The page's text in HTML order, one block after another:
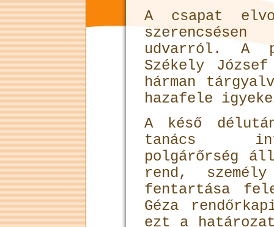
A csapat
udvarról. A
Székely
hárman
hazafele
A késő
tanács
polgárőrség
rend,
fentartása
Géza
ezt a